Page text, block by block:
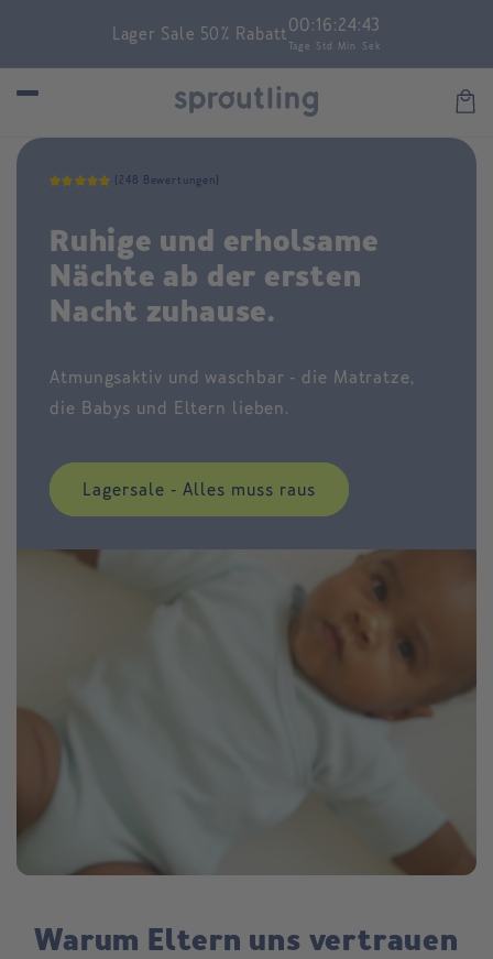
Lager Sale 50% Rabatt00
Tage
:16
Std
:24
Min
:43
Sek
(248 Bewertungen)
Ruhige und erholsame
Nächte ab der ersten
Nacht zuhause.
Atmungsaktiv und waschbar - die Matratze,
die Babys und Eltern lieben.
Lagersale - Alles muss raus
Warum Eltern uns vertrauen